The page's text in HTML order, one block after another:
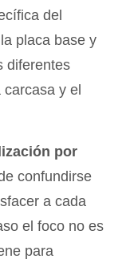
del
placa base y
diferentes
y el
por
confundirse
a cada
el foco no es
para